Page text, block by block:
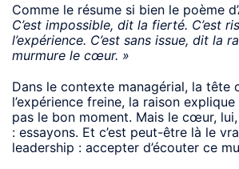
Comme le résume si bien le poème
C’est impossible, dit la fierté. C’est
l’expérience. C’est sans issue, dit la
murmure le cœur. »
Dans le contexte managérial, la tête
l’expérience freine, la raison explique
pas le bon moment. Mais le cœur,
: essayons. Et c’est peut-être là le
leadership : accepter d’écouter ce